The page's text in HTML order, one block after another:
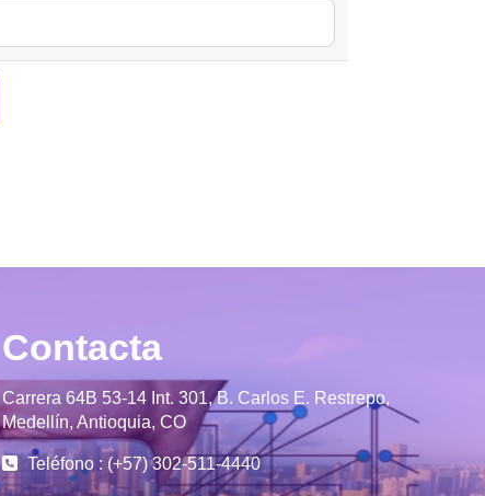
Contacta
Carrera 64B 53-14 Int. 301, B. Carlos E. Restrepo,
Medellín, Antioquia, CO
Teléfono : (+57) 302-511-4440